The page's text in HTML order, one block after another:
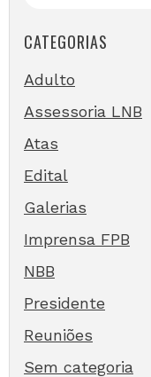
CATEGORIAS
Adulto
Assessoria LNB
Atas
Edital
Galerias
Imprensa FPB
NBB
Presidente
Reuniões
Sem categoria